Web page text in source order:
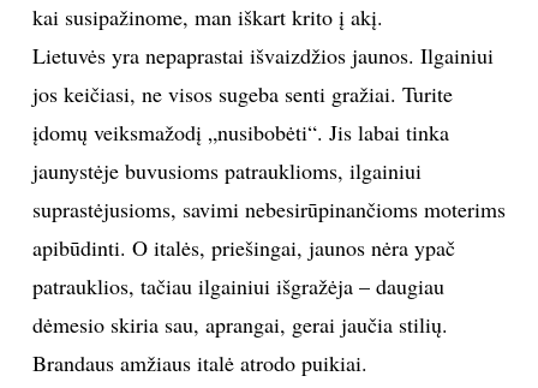
NAUJIENLAIŠKĮ
Prenumeruodami portalą,
Jūs sutinkate su
kai susipažinome, man iškart krito į akį.
Lietuvės yra nepaprastai išvaizdžios jaunos. Ilgainiui
jos keičiasi, ne visos sugeba senti gražiai. Turite
įdomų veiksmažodį „nusibobėti“. Jis labai tinka
jaunystėje buvusioms patrauklioms, ilgainiui
suprastėjusioms, savimi nebesirūpinančioms moterims
apibūdinti. O italės, priešingai, jaunos nėra ypač
patrauklios, tačiau ilgainiui išgražėja – daugiau
dėmesio skiria sau, aprangai, gerai jaučia stilių.
Brandaus amžiaus italė atrodo puikiai.